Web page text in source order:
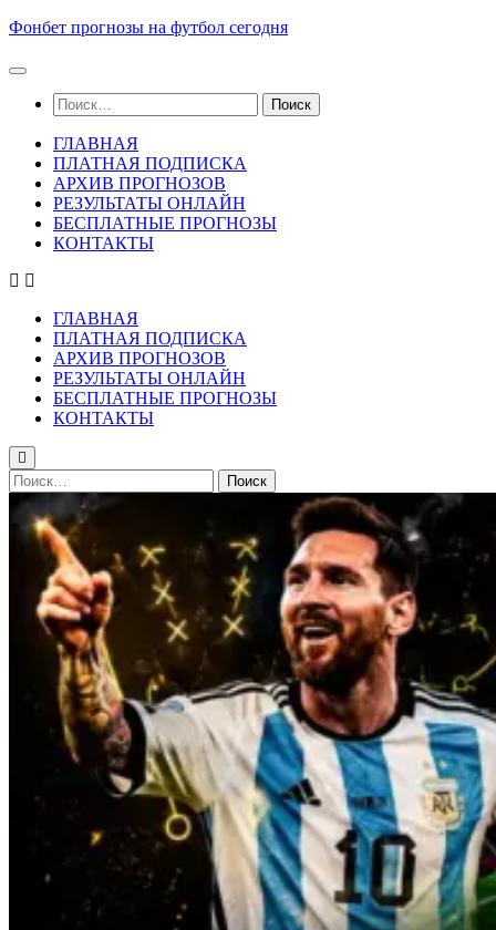
Skip
content
Фонбет прогнозы на футбол сегодня
Найти:
ГЛАВНАЯ
ПЛАТНАЯ ПОДПИСКА
АРХИВ ПРОГНОЗОВ
РЕЗУЛЬТАТЫ ОНЛАЙН
БЕСПЛАТНЫЕ ПРОГНОЗЫ
КОНТАКТЫ
ГЛАВНАЯ
ПЛАТНАЯ ПОДПИСКА
АРХИВ ПРОГНОЗОВ
РЕЗУЛЬТАТЫ ОНЛАЙН
БЕСПЛАТНЫЕ ПРОГНОЗЫ
КОНТАКТЫ
Найти: